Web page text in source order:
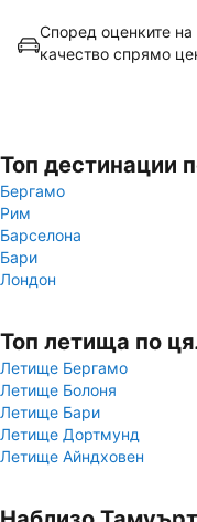
Според оценките на
качество спрямо
Топ дестинации
Бергамо
Рим
Барселона
Бари
Лондон
Топ летища по
Летище Бергамо
Летище Болоня
Летище Бари
Летище Дортмунд
Летище Айндховен